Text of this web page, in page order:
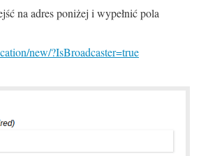
na adres poniżej i wypełnić pola
new/?IsBroadcaster=true